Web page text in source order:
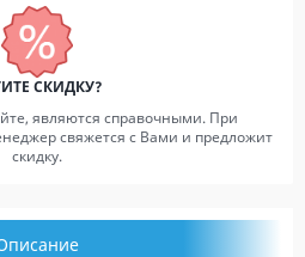
СКИДКУ?
являются справочными. При
свяжется с Вами и предложит
скидку.